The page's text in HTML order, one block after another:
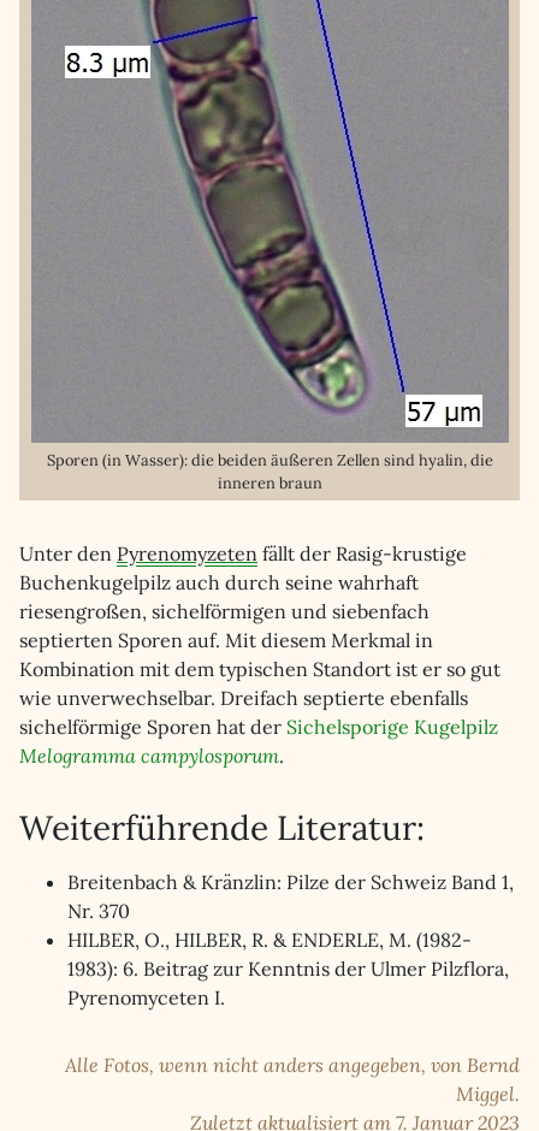
Sporen (in Wasser): die beiden äußeren Zellen sind hyalin, die
inneren braun
Unter den Pyrenomyzeten fällt der Rasig-krustige
Buchenkugelpilz auch durch seine wahrhaft
riesengroßen, sichelförmigen und siebenfach
septierten Sporen auf. Mit diesem Merkmal in
Kombination mit dem typischen Standort ist er so gut
wie unverwechselbar. Dreifach septierte ebenfalls
sichelförmige Sporen hat der Sichelsporige Kugelpilz
Melogramma campylosporum.
Weiterführende Literatur:
Breitenbach & Kränzlin: Pilze der Schweiz Band 1,
Nr. 370
HILBER, O., HILBER, R. & ENDERLE, M. (1982-
1983): 6. Beitrag zur Kenntnis der Ulmer Pilzflora,
Pyrenomyceten I.
Alle Fotos, wenn nicht anders angegeben, von Bernd
Miggel.
Zuletzt aktualisiert am 7. Januar 2023